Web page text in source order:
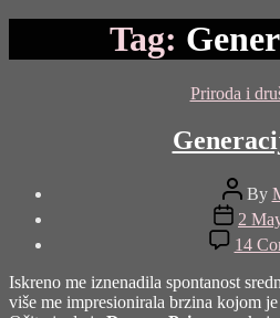
Tag:
Priroda i
Post
author
By
Post
date
2
14
Iskreno me iznenadila spontanost
više me impresionirala brzina kojom